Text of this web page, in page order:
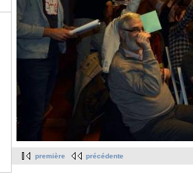
première précédente